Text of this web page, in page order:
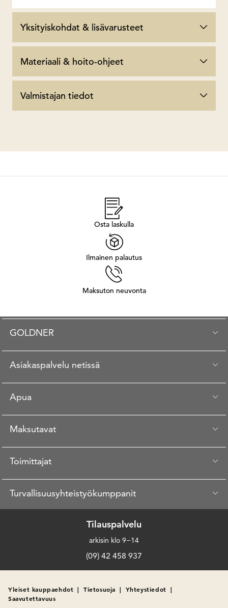
Yksityiskohdat & lisävarusteet
Materiaali & hoito-ohjeet
Valmistajan tiedot
Osta laskulla
Ilmainen palautus
Maksuton neuvonta
GOLDNER
Asiakaspalvelu netissä
Apua
Maksutavat
Toimittajat
Turvallisuusyhteistyökumppanit
Tilauspalvelu
arkisin klo 9−14
(09) 42 458 937
Yleiset kauppaehdot | Tietosuoja | Yhteystiedot |
Saavutettavuus